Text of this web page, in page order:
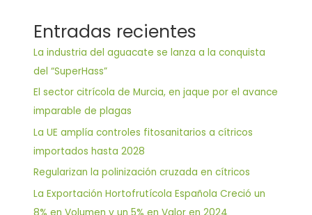
Entradas recientes
La industria del aguacate se lanza a la conquista
del “SuperHass”
El sector citrícola de Murcia, en jaque por el avance
imparable de plagas
La UE amplía controles fitosanitarios a cítricos
importados hasta 2028
Regularizan la polinización cruzada en cítricos
La Exportación Hortofrutícola Española Creció un